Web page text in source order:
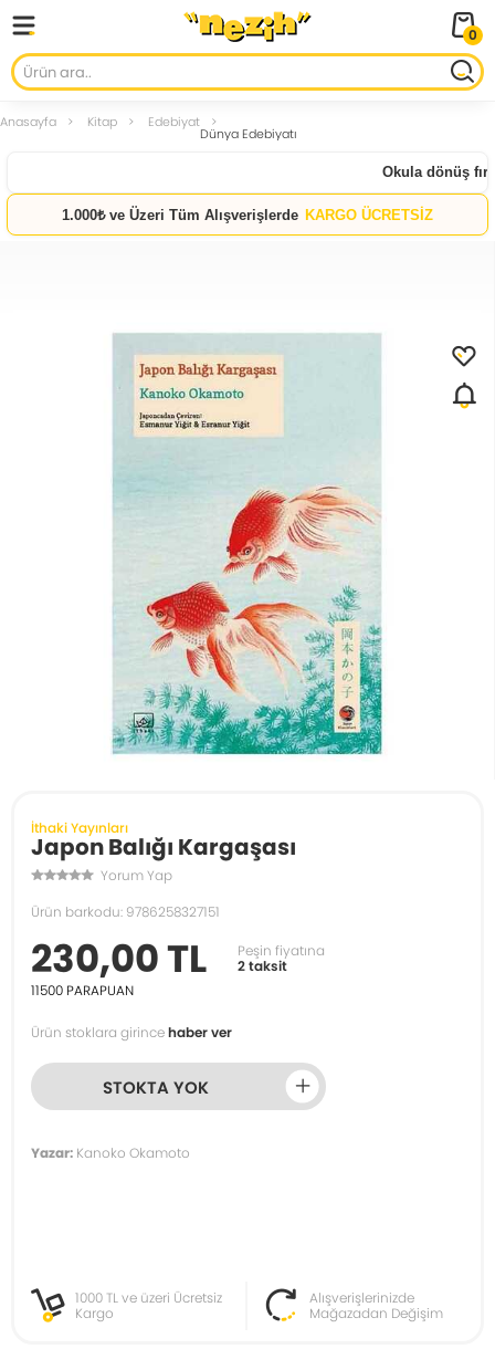
0
Anasayfa Kitap Edebiyat
Dünya Edebiyatı
Okula dönüş
1.000₺ ve Üzeri Tüm Alışverişlerde KARGO ÜCRETSİZ
İthaki Yayınları
Japon Balığı Kargaşası
Yorum Yap
Ürün barkodu: 9786258327151
230,00 TL
Peşin fiyatına
2 taksit
11500 PARAPUAN
Ürün stoklara girincehaber ver
STOKTA YOK
Yazar: Kanoko Okamoto
1000 TL ve üzeri Ücretsiz
Kargo
Alışverişlerinizde
Mağazadan Değişim